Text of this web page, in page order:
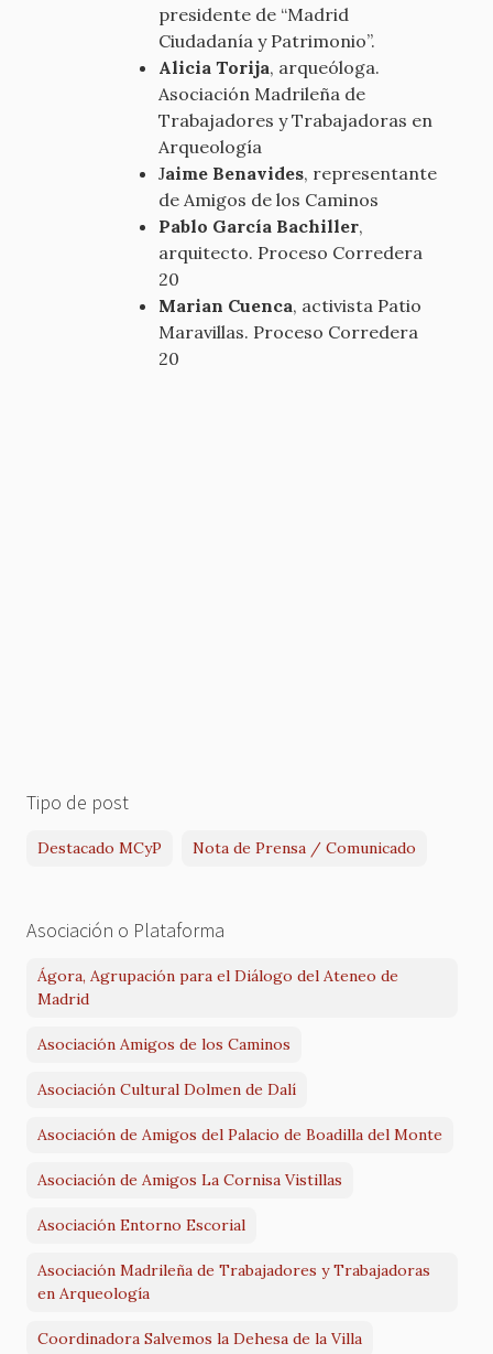
presidente de “Madrid
Ciudadanía y Patrimonio”.
Alicia Torija, arqueóloga.
Asociación Madrileña de
Trabajadores y Trabajadoras en
Arqueología
Jaime Benavides, representante
de Amigos de los Caminos
Pablo García Bachiller,
arquitecto. Proceso Corredera
20
Marian Cuenca, activista Patio
Maravillas. Proceso Corredera
20
Tipo de post
Destacado MCyP Nota de Prensa / Comunicado
Asociación o Plataforma
Ágora, Agrupación para el Diálogo del Ateneo de
Madrid
Asociación Amigos de los Caminos
Asociación Cultural Dolmen de Dalí
Asociación de Amigos del Palacio de Boadilla del Monte
Asociación de Amigos La Cornisa Vistillas
Asociación Entorno Escorial
Asociación Madrileña de Trabajadores y Trabajadoras
en Arqueología
Coordinadora Salvemos la Dehesa de la Villa